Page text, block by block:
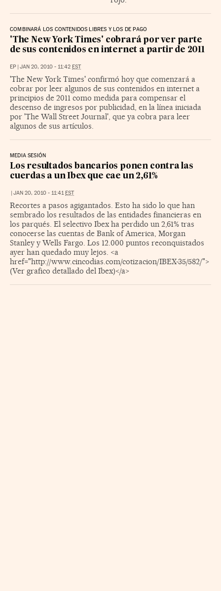
COMBINARÁ LOS CONTENIDOS LIBRES Y LOS DE PAGO
'The New York Times' cobrará por ver parte
de sus contenidos en internet a partir de 2011
EP | JAN 20, 2010 - 11:42 EST
'The New York Times' confirmó hoy que comenzará a
cobrar por leer algunos de sus contenidos en internet a
principios de 2011 como medida para compensar el
descenso de ingresos por publicidad, en la línea iniciada
por 'The Wall Street Journal', que ya cobra para leer
algunos de sus artículos.
MEDIA SESIÓN
Los resultados bancarios ponen contra las
cuerdas a un Ibex que cae un 2,61%
| JAN 20, 2010 - 11:41 EST
Recortes a pasos agigantados. Esto ha sido lo que han
sembrado los resultados de las entidades financieras en
los parqués. El selectivo Ibex ha perdido un 2,61% tras
conocerse las cuentas de Bank of America, Morgan
Stanley y Wells Fargo. Los 12.000 puntos reconquistados
ayer han quedado muy lejos. <a
href="http://www.cincodias.com/cotizacion/IBEX-35/582/">
(Ver grafico detallado del Ibex)</a>